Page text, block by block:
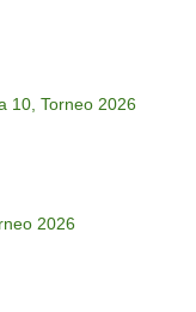
10, Torneo 2026
2026